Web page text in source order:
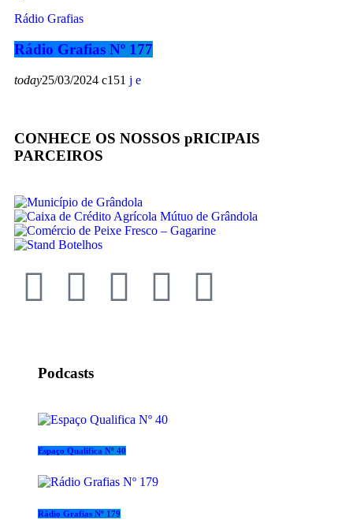
Rádio Grafias
Rádio Grafias Nº 177
today25/03/2024 151
CONHECE OS NOSSOS pRICIPAIS
PARCEIROS
Podcasts
Espaço Qualifica Nº 40
Rádio Grafias Nº 179